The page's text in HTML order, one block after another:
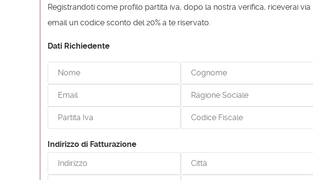
Registrandoti come profilo partita iva, dopo la nostra verifica, riceverai via
email un codice sconto del 20% a te riservato.
Dati Richiedente
Indirizzo di Fatturazione